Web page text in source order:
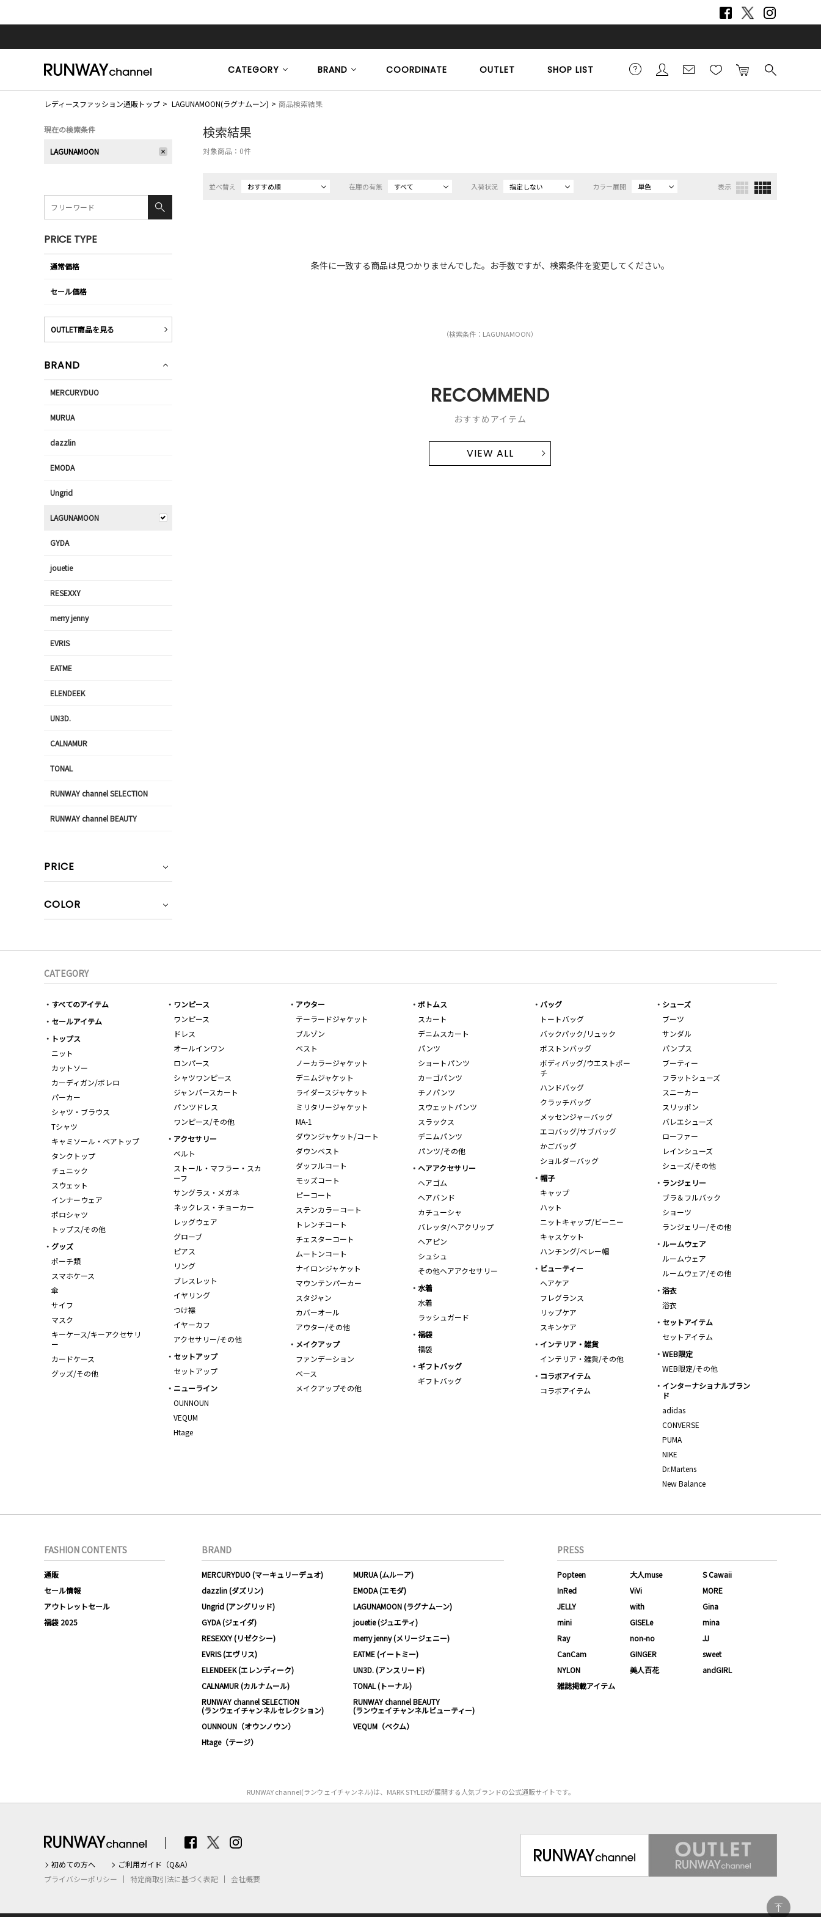
CATEGORY BRAND COORDINATE OUTLET SHOP LIST
レディースファッション通販トップ LAGUNAMOON(ラグナムーン) 商品検索結果
検索結果
対象商品： 0件
並べ替え おすすめ順 在庫の有無 すべて 入荷状況 指定しない カラー展開 単色 表示
条件に一致する商品は見つかりませんでした。お手数ですが、検索条件を変更してください。
（検索条件：LAGUNAMOON）
RECOMMEND
おすすめアイテム
VIEW ALL
現在の検索条件
LAGUNAMOON
PRICE TYPE
通常価格
セール価格
OUTLET商品を見る
BRAND
MERCURYDUO
MURUA
dazzlin
EMODA
Ungrid
LAGUNAMOON
GYDA
jouetie
RESEXXY
merry jenny
EVRIS
EATME
ELENDEEK
UN3D.
CALNAMUR
TONAL
RUNWAY channel SELECTION
RUNWAY channel BEAUTY
PRICE
COLOR
CATEGORY
すべてのアイテム
セールアイテム
トップス
ニット
カットソー
カーディガン/ボレロ
パーカー
シャツ・ブラウス
Tシャツ
キャミソール・ベアトップ
タンクトップ
チュニック
スウェット
インナーウェア
ポロシャツ
トップス/その他
ワンピース
ワンピース
ドレス
オールインワン
ロンパース
シャツワンピース
ジャンパースカート
パンツドレス
ワンピース/その他
アウター
テーラードジャケット
ブルゾン
ベスト
ノーカラージャケット
デニムジャケット
ライダースジャケット
ミリタリージャケット
MA-1
ダウンジャケット/コート
ダウンベスト
ダッフルコート
モッズコート
ピーコート
ステンカラーコート
トレンチコート
チェスターコート
ムートンコート
ナイロンジャケット
マウンテンパーカー
スタジャン
カバーオール
アウター/その他
ボトムス
スカート
デニムスカート
パンツ
ショートパンツ
カーゴパンツ
チノパンツ
スウェットパンツ
スラックス
デニムパンツ
パンツ/その他
バッグ
トートバッグ
バックパック/リュック
ボストンバッグ
ボディバッグ/ウエストポー
チ
ハンドバッグ
クラッチバッグ
メッセンジャーバッグ
エコバッグ/サブバッグ
かごバッグ
ショルダーバッグ
シューズ
ブーツ
サンダル
パンプス
ブーティー
フラットシューズ
スニーカー
スリッポン
バレエシューズ
ローファー
レインシューズ
シューズ/その他
アクセサリー
ベルト
ストール・マフラー・スカ
ーフ
サングラス・メガネ
ネックレス・チョーカー
レッグウェア
グローブ
ピアス
リング
ブレスレット
イヤリング
つけ襟
イヤーカフ
アクセサリー/その他
ヘアアクセサリー
ヘアゴム
ヘアバンド
カチューシャ
バレッタ/ヘアクリップ
ヘアピン
シュシュ
その他ヘアアクセサリー
帽子
キャップ
ハット
ニットキャップ/ビーニー
キャスケット
ハンチング/ベレー帽
ランジェリー
ブラ＆フルバック
ショーツ
ランジェリー/その他
ルームウェア
ルームウェア
ルームウェア/その他
グッズ
ポーチ類
スマホケース
傘
サイフ
マスク
キーケース/キーアクセサリ
ー
カードケース
グッズ/その他
ビューティー
ヘアケア
フレグランス
リップケア
スキンケア
水着
水着
ラッシュガード
浴衣
浴衣
セットアイテム
セットアイテム
福袋
福袋
メイクアップ
ファンデーション
ベース
メイクアップその他
インテリア・雑貨
インテリア・雑貨/その他
WEB限定
WEB限定/その他
セットアップ
セットアップ
ギフトバッグ
ギフトバッグ
コラボアイテム
コラボアイテム
インターナショナルブラン
ド
adidas
CONVERSE
PUMA
NIKE
Dr.Martens
New Balance
ニューライン
OUNNOUN
VEQUM
Htage
FASHION CONTENTS
通販
セール情報
アウトレットセール
福袋 2025
BRAND
MERCURYDUO (マーキュリーデュオ)
MURUA (ムルーア)
dazzlin (ダズリン)
EMODA (エモダ)
Ungrid (アングリッド)
LAGUNAMOON (ラグナムーン)
GYDA (ジェイダ)
jouetie (ジュエティ)
RESEXXY (リゼクシー)
merry jenny (メリージェニー)
EVRIS (エヴリス)
EATME (イートミー)
ELENDEEK (エレンディーク)
UN3D. (アンスリード)
CALNAMUR (カルナムール)
TONAL (トーナル)
RUNWAY channel SELECTION
(ランウェイチャンネルセレクション)
RUNWAY channel BEAUTY
(ランウェイチャンネルビューティー)
OUNNOUN（オウンノウン）
VEQUM（ベクム）
Htage（テージ）
PRESS
Popteen 大人muse
S Cawaii
InRed
ViVi
MORE
JELLY
with
Gina
mini
GISELe
mina
Ray
non-no
JJ
CanCam
GINGER
sweet
NYLON
美人百花
andGIRL
雑誌掲載アイテム
RUNWAY channel(ランウェイチャンネル)は、MARK STYLERが展開する人気ブランドの公式通販サイトです。
初めての方へ
ご利用ガイド（Q&A）
プライバシーポリシー
特定商取引法に基づく表記 会社概要